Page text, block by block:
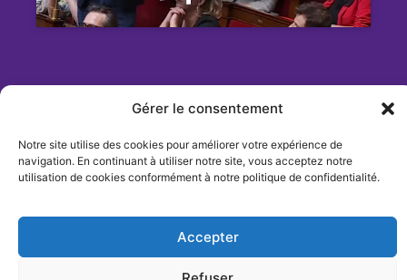
Gérer le consentement
Notre site utilise des cookies pour améliorer votre expérience de
navigation. En continuant à utiliser notre site, vous acceptez notre
utilisation de cookies conformément à notre politique de confidentialité.
Accepter
2024 – Adrien Quatennens – Tous droits réservés –
Mentions légales